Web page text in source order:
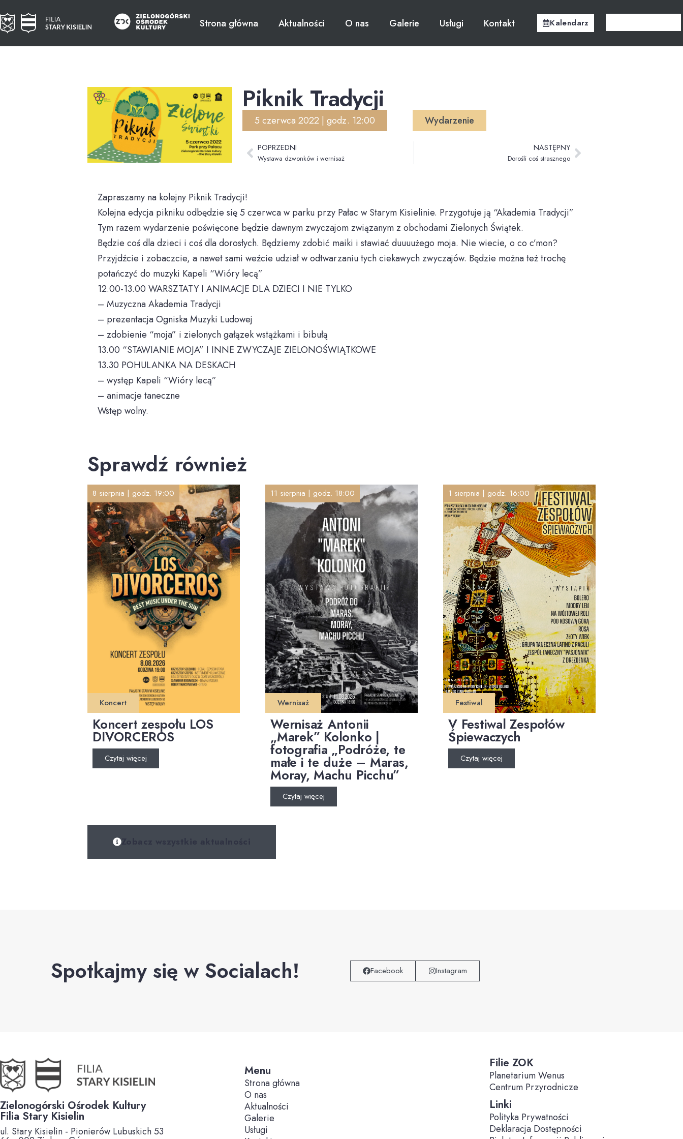
Strona główna Aktualności O nas Galerie Usługi Kontakt Kalendarz
Piknik Tradycji
5 czerwca 2022 | godz. 12:00 Wydarzenie
POPRZEDNI
Wystawa dzwonków i wernisaż
NASTĘPNY
Dorośli coś strasznego
Zapraszamy na kolejny Piknik Tradycji!
Kolejna edycja pikniku odbędzie się 5 czerwca w parku przy Pałac w Starym Kisielinie. Przygotuje ją “Akademia Tradycji”
Tym razem wydarzenie poświęcone będzie dawnym zwyczajom związanym z obchodami Zielonych Świątek.
Będzie coś dla dzieci i coś dla dorosłych. Będziemy zdobić maiki i stawiać duuuużego moja. Nie wiecie, o co c’mon?
Przyjdźcie i zobaczcie, a nawet sami weźcie udział w odtwarzaniu tych ciekawych zwyczajów. Będzie można też trochę
potańczyć do muzyki Kapeli “Wióry lecą”
12.00-13.00 WARSZTATY I ANIMACJE DLA DZIECI I NIE TYLKO
– Muzyczna Akademia Tradycji
– prezentacja Ogniska Muzyki Ludowej
– zdobienie “moja” i zielonych gałązek wstążkami i bibułą
13.00 “STAWIANIE MOJA” I INNE ZWYCZAJE ZIELONOŚWIĄTKOWE
13.30 POHULANKA NA DESKACH
– występ Kapeli “Wióry lecą”
– animacje taneczne
Wstęp wolny.
Sprawdź również
8 sierpnia | godz. 19:00
Koncert
Koncert zespołu LOS
DIVORCEROS
Czytaj więcej
11 sierpnia | godz. 18:00
Wernisaż
Wernisaż Antonii
„Marek” Kolonko |
fotografia „Podróże, te
małe i te duże – Maras,
Moray, Machu Picchu”
Czytaj więcej
1 sierpnia | godz. 16:00
Festiwal
V Festiwal Zespołów
Śpiewaczych
Czytaj więcej
Spotkajmy się w Socialach! Facebook Instagram
Zielonogórski Ośrodek Kultury
Filia Stary Kisielin
ul. Stary Kisielin - Pionierów Lubuskich 53
Menu
Strona główna
O nas
Aktualności
Galerie
Usługi
Filie ZOK
Planetarium Wenus
Centrum Przyrodnicze
Linki
Polityka Prywatności
Deklaracja Dostępności